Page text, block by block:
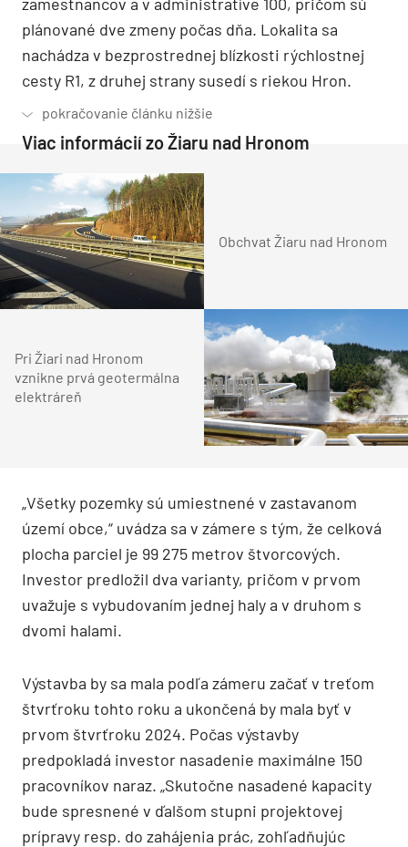
plánované dve zmeny počas dňa. Lokalita sa
nachádza v bezprostrednej blízkosti rýchlostnej
cesty R1, z druhej strany susedí s riekou Hron.
Viac informácií zo Žiaru nad Hronom
Obchvat Žiaru nad Hronom
Pri Žiari nad Hronom
vznikne prvá geotermálna
elektráreň
„Všetky pozemky sú umiestnené v zastavanom
území obce,“ uvádza sa v zámere s tým, že celková
plocha parciel je 99 275 metrov štvorcových.
Investor predložil dva varianty, pričom v prvom
uvažuje s vybudovaním jednej haly a v druhom s
dvomi halami.
Výstavba by sa mala podľa zámeru začať v treťom
štvrťroku tohto roku a ukončená by mala byť v
prvom štvrťroku 2024. Počas výstavby
predpokladá investor nasadenie maximálne 150
pracovníkov naraz. „Skutočne nasadené kapacity
bude spresnené v ďalšom stupni projektovej
prípravy resp. do zahájenia prác, zohľadňujúc